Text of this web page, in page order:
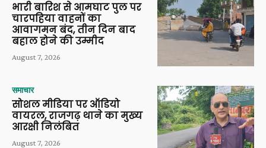
भारी बारिश से आमघाट पुल पर
चारपहिया वाहनों का
आवागमन बंद, तीन दिन बाद
बहाल होने की उम्मीद
August 7, 2026
समाचार
सोशल मीडिया पर ऑडियो
वायरल, राजगढ़ थाने का मुख्य
आरक्षी निलंबित
August 7, 2026